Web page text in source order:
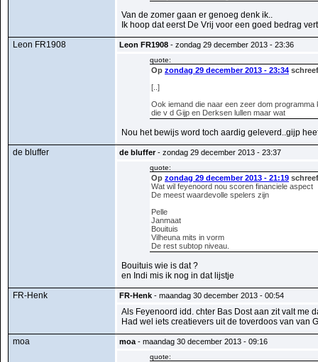
Van de zomer gaan er genoeg denk ik..
Ik hoop dat eerst De Vrij voor een goed bedrag
Leon FR1908
Leon FR1908 - zondag 29 december 2013 - 23:36
quote:
Op zondag 29 december 2013 - 23:34
[..]
Ook iemand die naar een zeer dom programma
die v d Gijp en Derksen lullen maar wat
Nou het bewijs word toch aardig geleverd..gijp
de bluffer
de bluffer- zondag 29 december 2013 - 23:37
quote:
Op zondag 29 december 2013 - 21:19
Wat wil feyenoord nou scoren financiele aspect
De meest waardevolle spelers zijn
Pelle
Janmaat
Bouituis
Vilheuna mits in vorm
De rest subtop niveau.
Bouituis wie is dat ?
en Indi mis ik nog in dat lijstje
FR-Henk
FR-Henk - maandag 30 december 2013 - 00:54
Als Feyenoord idd. chter Bas Dost aan zit valt me
Had wel iets creatievers uit de toverdoos van van
moa
moa - maandag 30 december 2013 - 09:16
quote: